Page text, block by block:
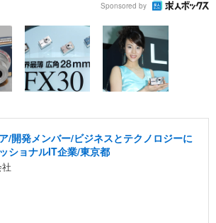
Sponsored by
/開発メンバー/ビジネスとテクノロジーに
ショナルIT企業/東京都